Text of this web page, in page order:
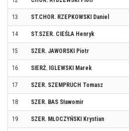
13 ST.CHOR. RZEPKOWSKI Daniel
14 ST.SZER. CIEŚLA Henryk
15 SZER. JAWORSKI Piotr
16 SIERŻ. IGLEWSKI Marek
17 SZER. SZEMPRUCH Tomasz
18 SZER. BAS Sławomir
19 SZER. MŁOCZYŃSKI Krystian